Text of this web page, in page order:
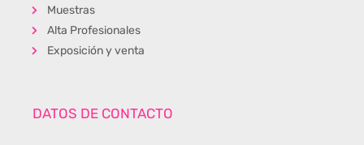
Muestras
Alta Profesionales
Exposición y venta
DATOS DE CONTACTO